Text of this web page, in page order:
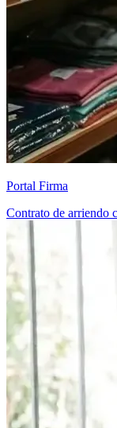
Portal Firma
Contrato de arriendo